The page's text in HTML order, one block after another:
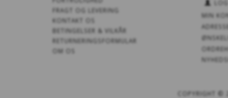
FRAGT OG LEVERING
KONTAKT OS
BETINGELSER & VILKÅR
RETURNERINGSFORMULAR
OM OS
MIN
COPYRIGHT